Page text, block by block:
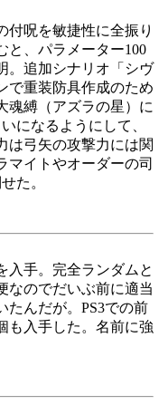
呪を敏捷性に全振り
と、パラメーター100
。追加シナリオ「シヴ
で重装防具作成のため
魂縛（アズラの星）に
になるようにして、
は弓矢の攻撃力には関
マイトやオーダーの司
た。
手。完全ランダムと
なのでだいぶ前に適当
たんだが。PS3での前
も入手した。名前に強